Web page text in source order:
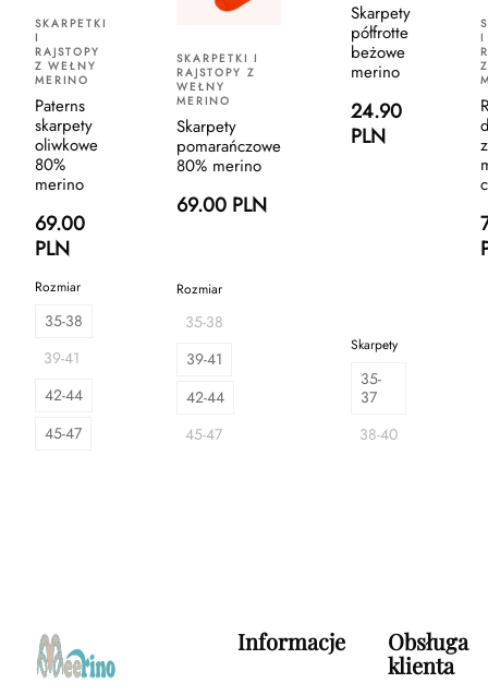
SKARPETKI
I
RAJSTOPY
Z WEŁNY
MERINO
Paterns
skarpety
oliwkowe
80%
merino
69.00
PLN
Rozmiar
35-38
39-41
42-44
45-47
SKARPETKI I
RAJSTOPY Z
WEŁNY
MERINO
Skarpety
pomarańczowe
80% merino
69.00 PLN
Rozmiar
35-38
39-41
42-44
45-47
Skarpety
półfrotte
beżowe
merino
24.90
PLN
Skarpety
35-
37
38-40
I
Informacje
Obsługa
klienta